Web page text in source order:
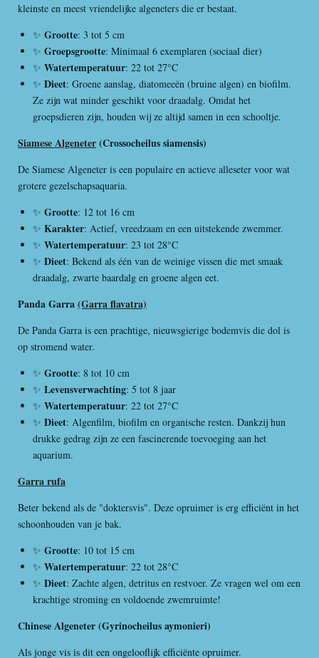
kleinste en meest vriendelijke algeneters die er bestaat.
✨ Grootte: 3 tot 5 cm
✨ Groepsgrootte: Minimaal 6 exemplaren (sociaal dier)
✨ Watertemperatuur: 22 tot 27°C
✨ Dieet: Groene aanslag, diatomeeën (bruine algen) en biofilm.
Ze zijn wat minder geschikt voor draadalg. Omdat het
groepsdieren zijn, houden wij ze altijd samen in een schooltje.
Siamese Algeneter(Crossocheilus siamensis)
De Siamese Algeneter is een populaire en actieve alleseter voor wat
grotere gezelschapsaquaria.
✨ Grootte: 12 tot 16 cm
✨ Karakter: Actief, vreedzaam en een uitstekende zwemmer.
✨ Watertemperatuur: 23 tot 28°C
✨ Dieet: Bekend als één van de weinige vissen die met smaak
draadalg, zwarte baardalg en groene algen eet.
Panda Garra(Garra flavatra)
De Panda Garra is een prachtige, nieuwsgierige bodemvis die dol is
op stromend water.
✨ Grootte: 8 tot 10 cm
✨ Levensverwachting: 5 tot 8 jaar
✨ Watertemperatuur: 22 tot 27°C
✨ Dieet: Algenfilm, biofilm en organische resten. Dankzij hun
drukke gedrag zijn ze een fascinerende toevoeging aan het
aquarium.
Garra rufa
Beter bekend als de "doktersvis". Deze opruimer is erg efficiënt in het
schoonhouden van je bak.
✨ Grootte: 10 tot 15 cm
✨ Watertemperatuur: 22 tot 28°C
✨ Dieet: Zachte algen, detritus en restvoer. Ze vragen wel om een
krachtige stroming en voldoende zwemruimte!
Chinese Algeneter (Gyrinocheilus aymonieri)
Als jonge vis is dit een ongelooflijk efficiënte opruimer.